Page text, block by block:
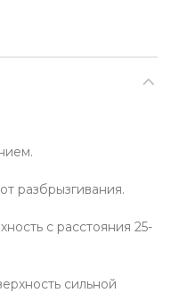
разбрызгивания.
с расстояния 25-
сильной